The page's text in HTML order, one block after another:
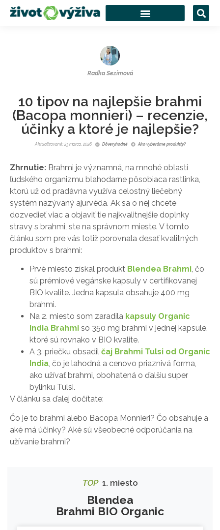
Radka Sezimová
10 tipov na najlepšie brahmi
(Bacopa monnieri) – recenzie,
účinky a ktoré je najlepšie?
Aktualizované: 23 marca, 2026 Dôveryhodné Ako vyberáme produkty?
Zhrnutie: Brahmi je významná, na mnohé oblasti
ľudského organizmu blahodarne pôsobiaca rastlinka,
ktorú už od pradávna využíva celostný liečebný
systém nazývaný ajurvéda. Ak sa o nej chcete
dozvedieť viac a objaviť tie najkvalitnejšie doplnky
stravy s brahmi, ste na správnom mieste. V tomto
článku som pre vás totiž porovnala desať kvalitných
produktov s brahmi:
Prvé miesto získal produkt Blendea Brahmi, čo
sú prémiové vegánske kapsuly v certifikovanej
BIO kvalite. Jedna kapsula obsahuje 400 mg
brahmi.
Na 2. miesto som zaradila kapsuly Organic
India Brahmi so 350 mg brahmi v jednej kapsule,
ktoré sú rovnako v BIO kvalite.
A 3. priečku obsadil čaj Brahmi Tulsi od Organic
India, čo je lahodná a cenovo priaznivá forma,
ako užívať brahmi, obohatená o ďalšiu super
bylinku Tulsi.
V článku sa ďalej dočítate:
Čo je to brahmi alebo Bacopa Monnieri? Čo obsahuje a
aké má účinky? Aké sú všeobecné odporúčania na
užívanie brahmi?
TOP1. miesto
Blendea
Brahmi BIO Organic